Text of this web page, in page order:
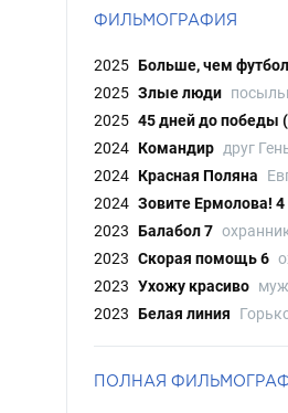
ФИЛЬМОГРАФИЯ
2025 Больше, чем футбол
2025 Злые люди
2025 45 дней до победы
2024 Командир друг
2024 Красная Поляна
2024 Зовите Ермолова! 4
2023 Балабол 7
2023 Скорая помощь 6
2023 Ухожу красиво
2023 Белая линия
ПОЛНАЯ